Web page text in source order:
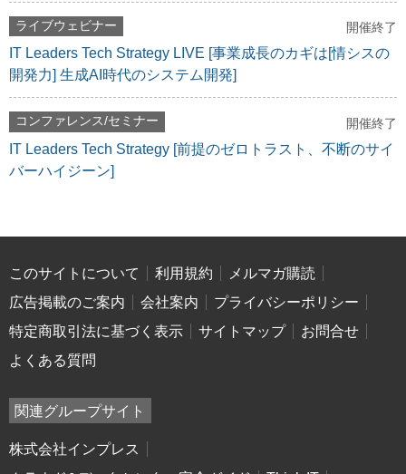
ライブウェビナー 開催終了
IT Leaders Tech Strategy LIVE [事業成長のカギは[情シスの
開発力] 生成AI時代のシステム開発]
コンファレンス/セミナー 開催終了
IT Leaders Tech Strategy [前提のゼロトラスト、不断のサイ
バーハイジーン]
このサイトについて 利用規約
メルマガ購読
広告掲載のご案内
会社案内
プライバシーポリシー
特定商取引法に基づく表示
サイトマップ
お問合せ
よくある質問
関連グループサイト
株式会社インプレス